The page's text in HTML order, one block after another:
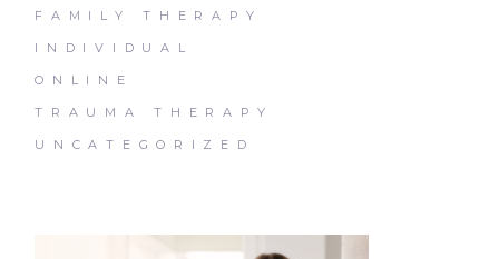
FAMILY THERAPY
INDIVIDUAL
ONLINE
TRAUMA THERAPY
UNCATEGORIZED